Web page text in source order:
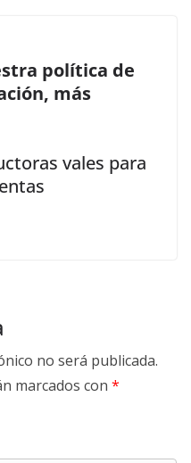
política de
más
vales para
no será publicada.
marcados con *